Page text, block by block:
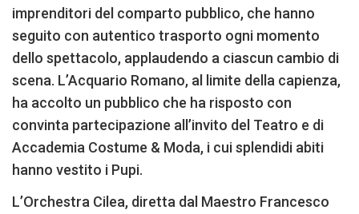
imprenditori del comparto pubblico, che hanno
seguito con autentico trasporto ogni momento
dello spettacolo, applaudendo a ciascun cambio di
scena. L’Acquario Romano, al limite della capienza,
ha accolto un pubblico che ha risposto con
convinta partecipazione all’invito del Teatro e di
Accademia Costume & Moda, i cui splendidi abiti
hanno vestito i Pupi.
L’Orchestra Cilea, diretta dal Maestro Francesco